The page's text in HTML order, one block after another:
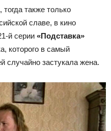
также только
славе, в кино
й серии «Подставка»
которого в самый
случайно застукала жена.